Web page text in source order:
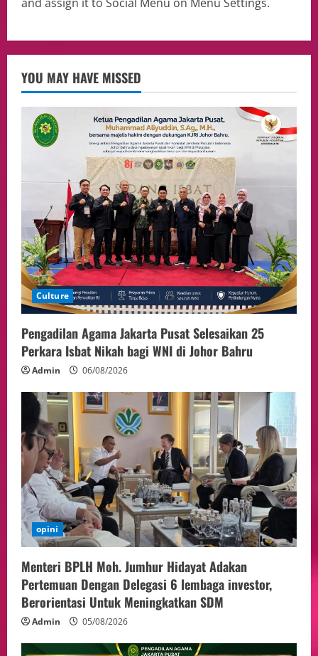
3
Health
Harus Berprestasi, Berkarakter, dan
Menjaga Nama Baik Bangsa
05/08/2026
4
Putusan Diundur Lagi, Pernyataan
Hakim pada Sidang Sebelumnya Jadi
Sorotan
05/08/2026
5
Politik
Presiden Prabowo dan PM Thailand
Sepakat Perkuat Stabilitas ketahan
ASEAN Melalui Penguatan Kerjasama
Kedua Negara.
04/08/2026
YOU MAY HAVE MISSED
Culture
Pengadilan Agama Jakarta Pusat Selesaikan 25
Perkara Isbat Nikah bagi WNI di Johor Bahru
Admin 06/08/2026
opini
Menteri BPLH Moh. Jumhur Hidayat Adakan
Pertemuan Dengan Delegasi 6 lembaga investor,
Berorientasi Untuk Meningkatkan SDM
Admin 05/08/2026